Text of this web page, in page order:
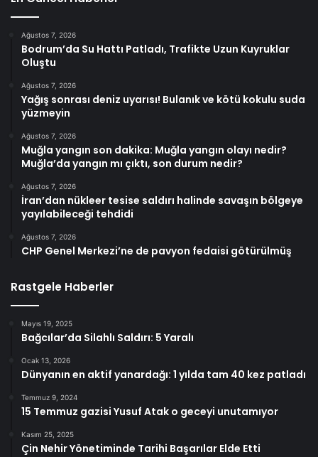
Ağustos 7, 2026
Bodrum’da Su Hattı Patladı, Trafikte Uzun Kuyruklar
Oluştu
Ağustos 7, 2026
Yağış sonrası deniz uyarısı! Bulanık ve kötü kokulu suda
yüzmeyin
Ağustos 7, 2026
Muğla yangın son dakika: Muğla yangın olayı nedir?
Muğla’da yangın mı çıktı, son durum nedir?
Ağustos 7, 2026
İran’dan nükleer tesise saldırı halinde savaşın bölgeye
yayılabileceği tehdidi
Ağustos 7, 2026
CHP Genel Merkezi’ne de pavyon fedaisi götürülmüş
Rastgele Haberler
Mayıs 19, 2025
Bağcılar’da Silahlı Saldırı: 5 Yaralı
Ocak 13, 2026
Dünyanın en aktif yanardağı: 1 yılda tam 40 kez patladı
Temmuz 9, 2024
15 Temmuz gazisi Yusuf Atak o geceyi unutamıyor
Kasım 25, 2025
Çin Nehir Yönetiminde Tarihi Başarılar Elde Etti